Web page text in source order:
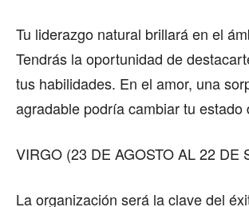
Tu liderazgo natural brillará en el
Tendrás la oportunidad de
tus habilidades. En el amor, una
agradable podría cambiar tu estado
VIRGO (23 DE AGOSTO AL 22 DE
La organización será la clave del